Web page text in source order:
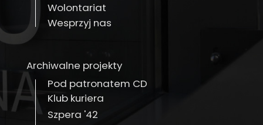
Wolontariat
Wesprzyj nas
Archiwalne projekty
Pod patronatem CD
Klub kuriera
Szpera '42